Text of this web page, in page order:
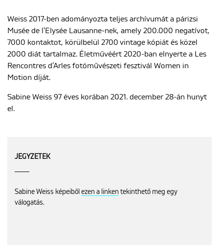
Weiss 2017-ben adományozta teljes archívumát a párizsi
Musée de l'Elysée Lausanne-nek, amely 200.000 negatívot,
7000 kontaktot, körülbelül 2700 vintage kópiát és közel
2000 diát tartalmaz. Életművéért 2020-ban elnyerte a Les
Rencontres d’Arles fotóművészeti fesztivál Women in
Motion díját.
Sabine Weiss 97 éves korában 2021. december 28-án hunyt
el.
JEGYZETEK
Sabine Weiss képeiből ezen a linken tekinthető meg egy
válogatás.